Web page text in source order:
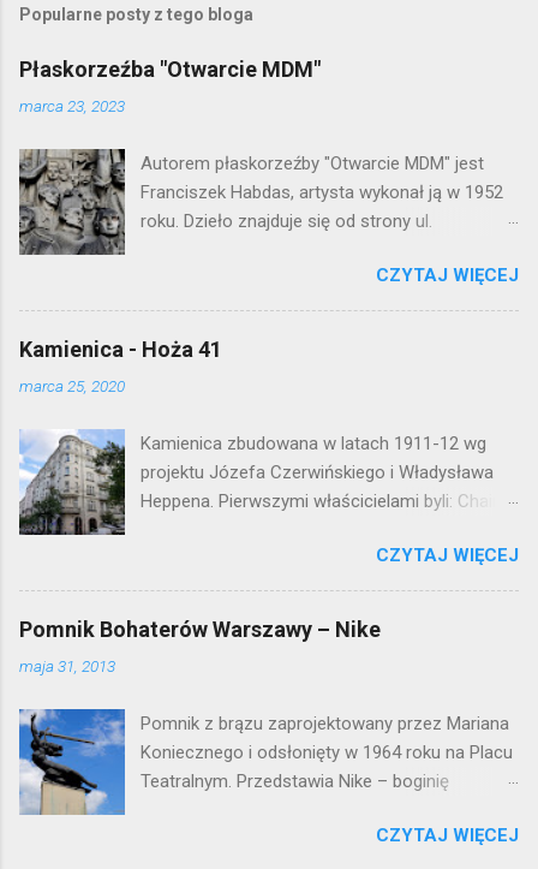
e
i
j
o
m
e
n
t
a
Popularne posty z tego bloga
Płaskorzeźba "Otwarcie MDM"
marca 23, 2023
Autorem płaskorzeźby "Otwarcie MDM" jest
Franciszek Habdas, artysta wykonał ją w 1952
roku. Dzieło znajduje się od strony ul.
warszawskiej flagowej inwestycji
mieszkaniowej lat 50. Lokalizacja: Śródmieście
CZYTAJ WIĘCEJ
Kamienica - Hoża 41
marca 25, 2020
Kamienica zbudowana w latach 1911-12 wg
projektu Józefa Czerwińskiego i Władysława
Heppena. Pierwszymi właścicielami byli: Chaim
kamienica była zamieszkała przez
pracowników Elektrowni Warszawskiej. Ten
okazały budynek wyszedł bez szwanku z II
wojny światowej. Lokalizacja: Śródmieście
CZYTAJ WIĘCEJ
Pomnik Bohaterów Warszawy – Nike
maja 31, 2013
Pomnik z brązu zaprojektowany przez Mariana
Koniecznego i odsłonięty w 1964 roku na Placu
Teatralnym. Przedstawia Nike – boginię
Przy tworzeniu rysów twarzy rzeźbiarzowi
CZYTAJ WIĘCEJ